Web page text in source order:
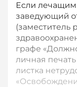
Если лечащим
заведующий
(заместитель
графе
личная
листка